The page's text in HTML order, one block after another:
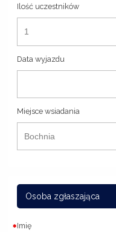
Ilość uczestników
Data wyjazdu
Miejsce wsiadania
Osoba zgłaszająca
Imię